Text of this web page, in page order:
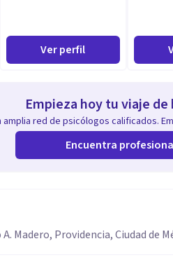
Ver perfil
Empieza hoy tu viaje
amplia red de psicólogos calificados.
Encuentra
Madero, Providencia, Ciudad de